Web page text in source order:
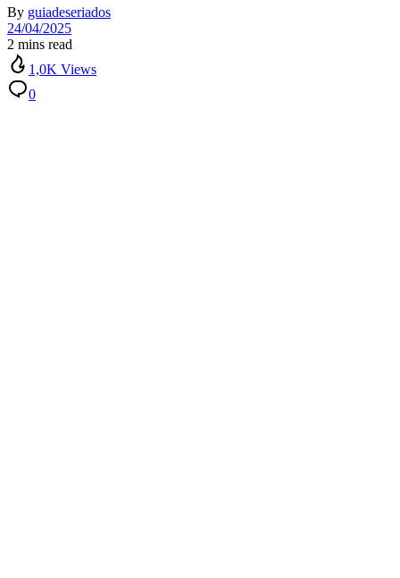
By guiadeseriados
24/04/2025
2 mins read
1,0K Views
0